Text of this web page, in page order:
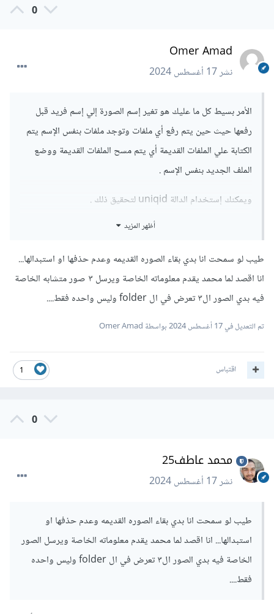
0
Omer Amad
نشر17 أغسطس 2024
الأمر بسيط كل ما عليك هو تغير إسم الصورة إلي إسم فريد قبل
رفعها حيث حين يتم رفع أي ملفات وتوجد ملفات بنفس الإسم يتم
الكتابة علي الملفات القديمة أي يتم مسح الملفات القديمة ووضع
الملف الجديد بنفس الإسم .
ويمكنك إستخدام الدالة uniqid لتحقيق ذلك .
وهذا كود بسيط لتوضيح الأمور:
$imagePath = '/image/' ;
$new_name=time().uniqid( rand());
$_FILES [ "img"
$ext = end((explode("." , $$_FILES [ "file"]
$imagePath . $new_name . $ext ;
هنا قمنا بتغير إسم الصورة إلي إسم فريد مع الإحتفاظ بالإمتداد
أظهر المزيد
طيب لو سمحت انا بدي بقاء الصوره القديمه وعدم حذفها او استبدالها...
انا اقصد لما محمد يقدم معلوماته الخاصة ويرسل ٣ صور متشابه الخاصة
فيه بدي الصور ال٣ تعرض في ال folder وليس واحده فقط....
تم التعديل في17 أغسطس 2024 بواسطة Omer Amad
1 اقتباس
0
محمد عاطف25
نشر17 أغسطس 2024
طيب لو سمحت انا بدي بقاء الصوره القديمه وعدم حذفها او
استبدالها... انا اقصد لما محمد يقدم معلوماته الخاصة ويرسل الصور
الخاصة فيه بدي الصور ال٣ تعرض في ال folder وليس واحده
فقط....